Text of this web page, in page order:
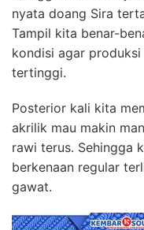
nyata doang Sira
Tampil kita benar-
kondisi agar
tertinggi.
Posterior kali kita
akrilik mau makin
rawi terus. Sehingga
berkenaan regular
gawat.